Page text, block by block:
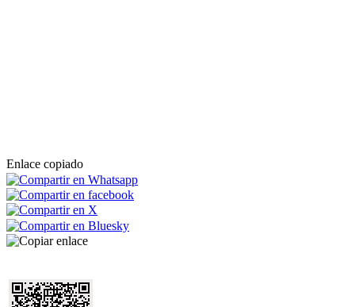
Enlace copiado